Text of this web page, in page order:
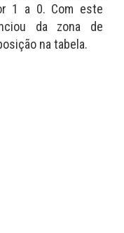
1 a 0. Com este
da zona de
na tabela.